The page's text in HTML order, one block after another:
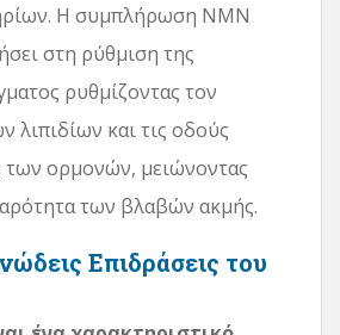
Η συμπλήρωση NMN
στη ρύθμιση της
ρυθμίζοντας τον
λιπιδίων και τις οδούς
ορμονών, μειώνοντας
των βλαβών ακμής.
Επιδράσεις του